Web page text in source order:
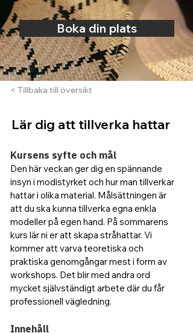
Boka din plats
< Tillbaka till översikt
Lär dig att tillverka hattar
Kursens syfte och mål
Den här veckan ger dig en spännande
insyn i modistyrket och hur man tillverkar
hattar i olika material. Målsättningen är
att du ska kunna tillverka egna enkla
modeller på egen hand. På sommarens
kurs lär ni er att skapa stråhattar.​ Vi
kommer att varva teoretiska och
praktiska genomgångar mest i form av
workshops. Det blir med andra ord
mycket självständigt arbete där du får
professionell vägledning.
Innehåll